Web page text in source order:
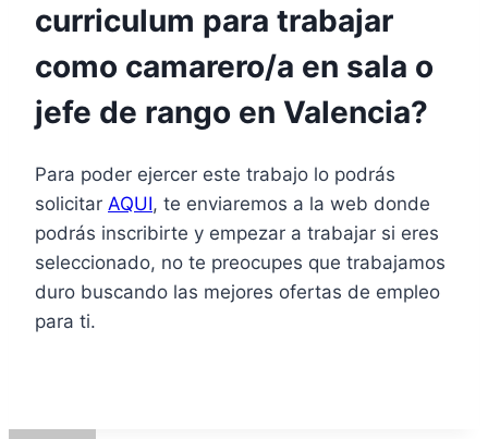
curriculum para trabajar
como camarero/a en sala o
jefe de rango en Valencia?
Para poder ejercer este trabajo lo podrás
solicitar AQUI, te enviaremos a la web donde
podrás inscribirte y empezar a trabajar si eres
seleccionado, no te preocupes que trabajamos
duro buscando las mejores ofertas de empleo
para ti.